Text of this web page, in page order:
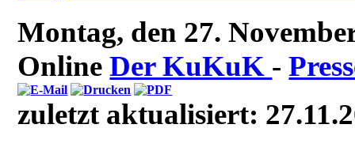
Montag, den 27.
OnlineDer KuKuK -
zuletzt aktualisiert: